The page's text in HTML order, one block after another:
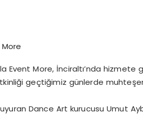
Event More, İnciraltı’nda hizmete
geçtiğimiz günlerde
Dance Art kurucusu Umut